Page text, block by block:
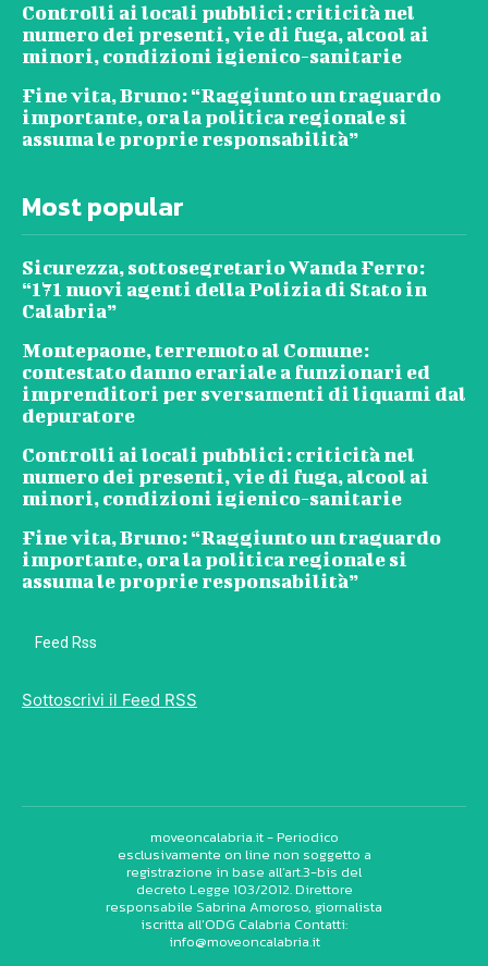
Controlli ai locali pubblici: criticità nel
numero dei presenti, vie di fuga, alcool ai
minori, condizioni igienico-sanitarie
Fine vita, Bruno: “Raggiunto un traguardo
importante, ora la politica regionale si
assuma le proprie responsabilità”
Most popular
Sicurezza, sottosegretario Wanda Ferro:
“171 nuovi agenti della Polizia di Stato in
Calabria”
Montepaone, terremoto al Comune:
contestato danno erariale a funzionari ed
imprenditori per sversamenti di liquami dal
depuratore
Controlli ai locali pubblici: criticità nel
numero dei presenti, vie di fuga, alcool ai
minori, condizioni igienico-sanitarie
Fine vita, Bruno: “Raggiunto un traguardo
importante, ora la politica regionale si
assuma le proprie responsabilità”
Feed Rss
Sottoscrivi il Feed RSS
moveoncalabria.it - Periodico
esclusivamente on line non soggetto a
registrazione in base all’art.3-bis del
decreto Legge 103/2012. Direttore
responsabile Sabrina Amoroso, giornalista
iscritta all’ODG Calabria Contatti:
info@moveoncalabria.it